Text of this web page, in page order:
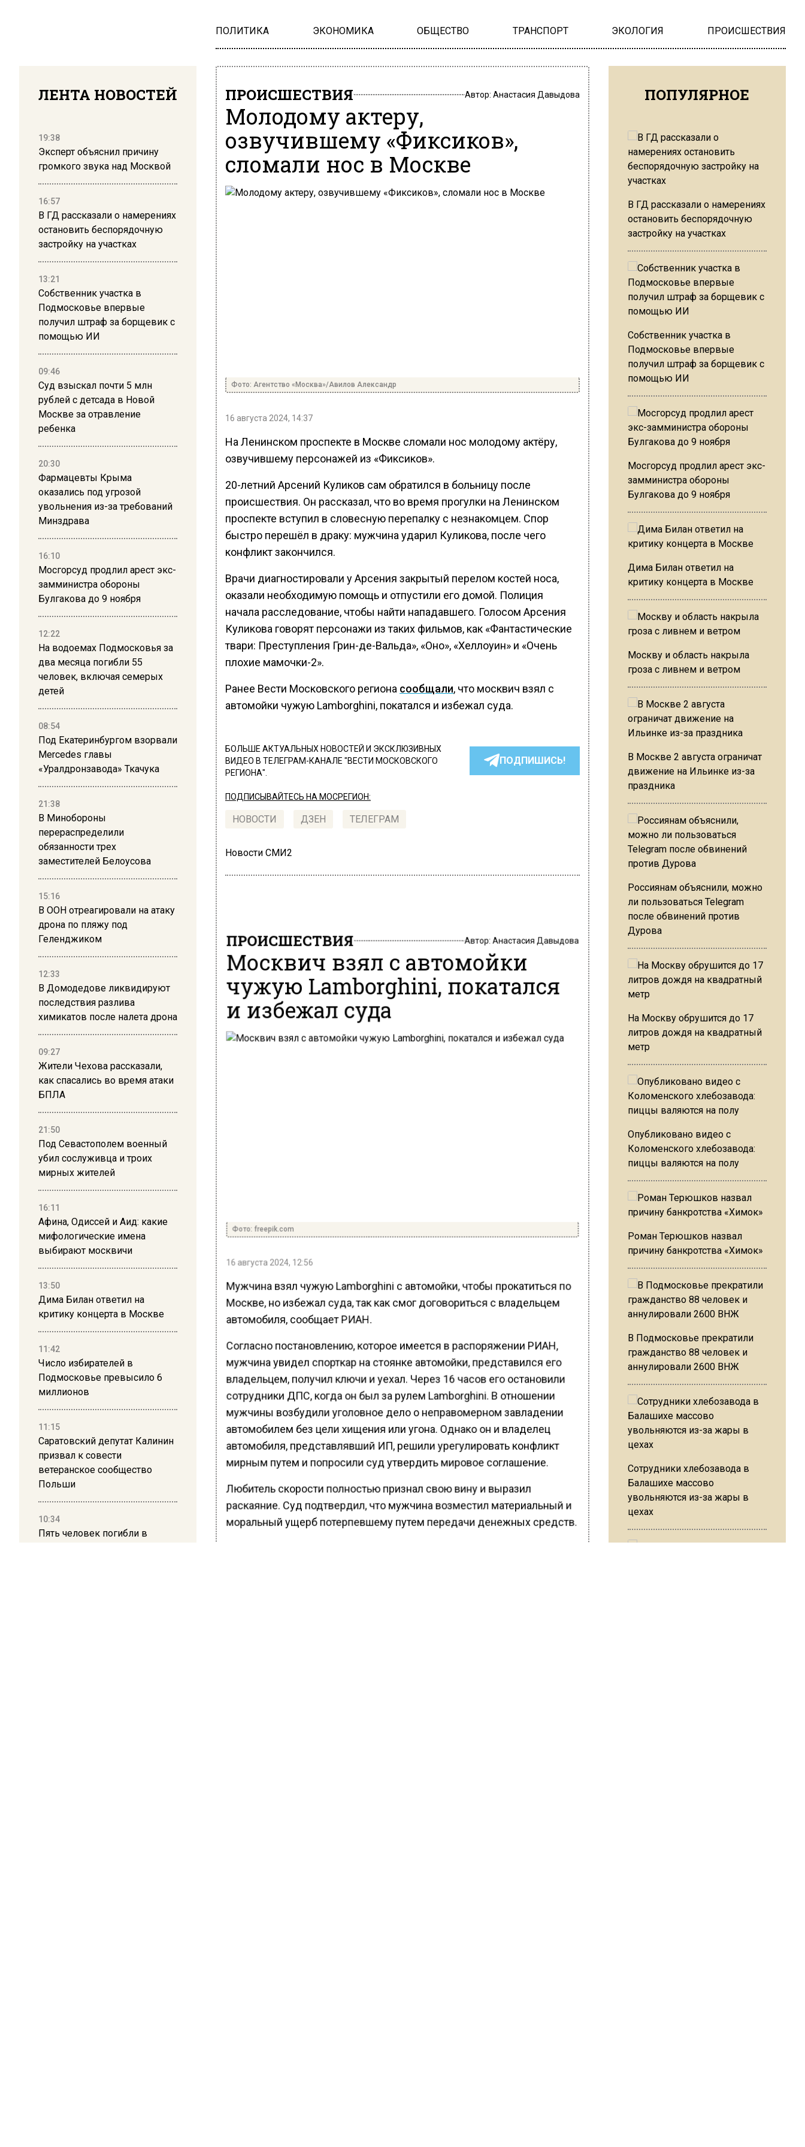
ПОЛИТИКА ЭКОНОМИКА ОБЩЕСТВО ТРАНСПОРТ ЭКОЛОГИЯ ПРОИСШЕСТВИЯ
ЛЕНТА НОВОСТЕЙ
19:38
Эксперт объяснил причину
громкого звука над Москвой
16:57
В ГД рассказали о намерениях
остановить беспорядочную
застройку на участках
13:21
Собственник участка в
Подмосковье впервые
получил штраф за борщевик с
помощью ИИ
09:46
Суд взыскал почти 5 млн
рублей с детсада в Новой
Москве за отравление
ребенка
20:30
Фармацевты Крыма
оказались под угрозой
увольнения из-за требований
Минздрава
16:10
Мосгорсуд продлил арест экс-
замминистра обороны
Булгакова до 9 ноября
12:22
На водоемах Подмосковья за
два месяца погибли 55
человек, включая семерых
детей
08:54
Под Екатеринбургом взорвали
Mercedes главы
«Уралдронзавода» Ткачука
21:38
В Минобороны
перераспределили
обязанности трех
заместителей Белоусова
15:16
В ООН отреагировали на атаку
дрона по пляжу под
Геленджиком
12:33
В Домодедове ликвидируют
последствия разлива
химикатов после налета дрона
09:27
Жители Чехова рассказали,
как спасались во время атаки
БПЛА
21:50
Под Севастополем военный
убил сослуживца и троих
мирных жителей
16:11
Афина, Одиссей и Аид: какие
мифологические имена
выбирают москвичи
13:50
Дима Билан ответил на
критику концерта в Москве
11:42
Число избирателей в
Подмосковье превысило 6
миллионов
11:15
Саратовский депутат Калинин
призвал к совести
ветеранское сообщество
Польши
10:34
Пять человек погибли в
ПРОИСШЕСТВИЯ Автор: Анастасия Давыдова
Молодому актеру,
озвучившему «Фиксиков»,
сломали нос в Москве
Фото: Агентство «Москва»/Авилов Александр
16 августа 2024, 14:37
На Ленинском проспекте в Москве сломали нос молодому актёру,
озвучившему персонажей из «Фиксиков».
20-летний Арсений Куликов сам обратился в больницу после
происшествия. Он рассказал, что во время прогулки на Ленинском
проспекте вступил в словесную перепалку с незнакомцем. Спор
быстро перешёл в драку: мужчина ударил Куликова, после чего
конфликт закончился.
Врачи диагностировали у Арсения закрытый перелом костей носа,
оказали необходимую помощь и отпустили его домой. Полиция
начала расследование, чтобы найти нападавшего. Голосом Арсения
Куликова говорят персонажи из таких фильмов, как «Фантастические
твари: Преступления Грин-де-Вальда», «Оно», «Хеллоуин» и «Очень
плохие мамочки-2».
Ранее Вести Московского региона сообщали, что москвич взял с
автомойки чужую Lamborghini, покатался и избежал суда.
БОЛЬШЕ АКТУАЛЬНЫХ НОВОСТЕЙ И ЭКСКЛЮЗИВНЫХ
ВИДЕО В ТЕЛЕГРАМ-КАНАЛЕ "ВЕСТИ МОСКОВСКОГО
РЕГИОНА".
ПОДПИШИСЬ!
ПОДПИСЫВАЙТЕСЬ НА МОСРЕГИОН:
НОВОСТИ ДЗЕН ТЕЛЕГРАМ
Новости СМИ2
ПРОИСШЕСТВИЯ Автор: Анастасия Давыдова
Москвич взял с автомойки
чужую Lamborghini, покатался
и избежал суда
Фото: freepik.com
16 августа 2024, 12:56
Мужчина взял чужую Lamborghini с автомойки, чтобы прокатиться по
Москве, но избежал суда, так как смог договориться с владельцем
автомобиля, сообщает РИАН.
Согласно постановлению, которое имеется в распоряжении РИАН,
мужчина увидел спорткар на стоянке автомойки, представился его
владельцем, получил ключи и уехал. Через 16 часов его остановили
сотрудники ДПС, когда он был за рулем Lamborghini. В отношении
мужчины возбудили уголовное дело о неправомерном завладении
автомобилем без цели хищения или угона. Однако он и владелец
автомобиля, представлявший ИП, решили урегулировать конфликт
мирным путем и попросили суд утвердить мировое соглашение.
Любитель скорости полностью признал свою вину и выразил
раскаяние. Суд подтвердил, что мужчина возместил материальный и
моральный ущерб потерпевшему путем передачи денежных средств.
ПОПУЛЯРНОЕ
В ГД рассказали о намерениях
остановить беспорядочную
застройку на участках
Собственник участка в
Подмосковье впервые
получил штраф за борщевик с
помощью ИИ
Мосгорсуд продлил арест экс-
замминистра обороны
Булгакова до 9 ноября
Дима Билан ответил на
критику концерта в Москве
Москву и область накрыла
гроза с ливнем и ветром
В Москве 2 августа ограничат
движение на Ильинке из-за
праздника
Россиянам объяснили, можно
ли пользоваться Telegram
после обвинений против
Дурова
На Москву обрушится до 17
литров дождя на квадратный
метр
Опубликовано видео с
Коломенского хлебозавода:
пиццы валяются на полу
Роман Терюшков назвал
причину банкротства «Химок»
В Подмосковье прекратили
гражданство 88 человек и
аннулировали 2600 ВНЖ
Сотрудники хлебозавода в
Балашихе массово
увольняются из-за жары в
цехах